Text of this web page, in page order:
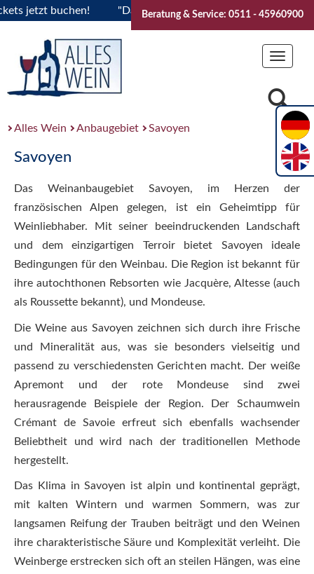
jetzt buchen! "Das Sommerfest 2026" Vive la
Beratung & Service: 0511 - 45960900
Toggle
Alles Wein Anbaugebiet Savoyen
Savoyen
Das Weinanbaugebiet Savoyen, im Herzen der
französischen Alpen gelegen, ist ein Geheimtipp für
Weinliebhaber. Mit seiner beeindruckenden Landschaft
und dem einzigartigen Terroir bietet Savoyen ideale
Bedingungen für den Weinbau. Die Region ist bekannt für
ihre autochthonen Rebsorten wie Jacquère, Altesse (auch
als Roussette bekannt), und Mondeuse.
Die Weine aus Savoyen zeichnen sich durch ihre Frische
und Mineralität aus, was sie besonders vielseitig und
passend zu verschiedensten Gerichten macht. Der weiße
Apremont und der rote Mondeuse sind zwei
herausragende Beispiele der Region. Der Schaumwein
Crémant de Savoie erfreut sich ebenfalls wachsender
Beliebtheit und wird nach der traditionellen Methode
hergestellt.
Das Klima in Savoyen ist alpin und kontinental geprägt,
mit kalten Wintern und warmen Sommern, was zur
langsamen Reifung der Trauben beiträgt und den Weinen
ihre charakteristische Säure und Komplexität verleiht. Die
Weinberge erstrecken sich oft an steilen Hängen, was eine